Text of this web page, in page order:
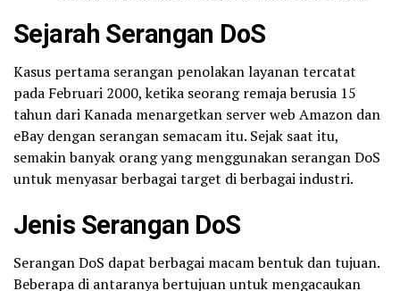
Sejarah Serangan DoS
Kasus pertama serangan penolakan layanan tercatat
pada Februari 2000, ketika seorang remaja berusia 15
tahun dari Kanada menargetkan server web Amazon dan
eBay dengan serangan semacam itu. Sejak saat itu,
semakin banyak orang yang menggunakan serangan DoS
untuk menyasar berbagai target di berbagai industri.
Jenis Serangan DoS
Serangan DoS dapat berbagai macam bentuk dan tujuan.
Beberapa di antaranya bertujuan untuk mengacaukan